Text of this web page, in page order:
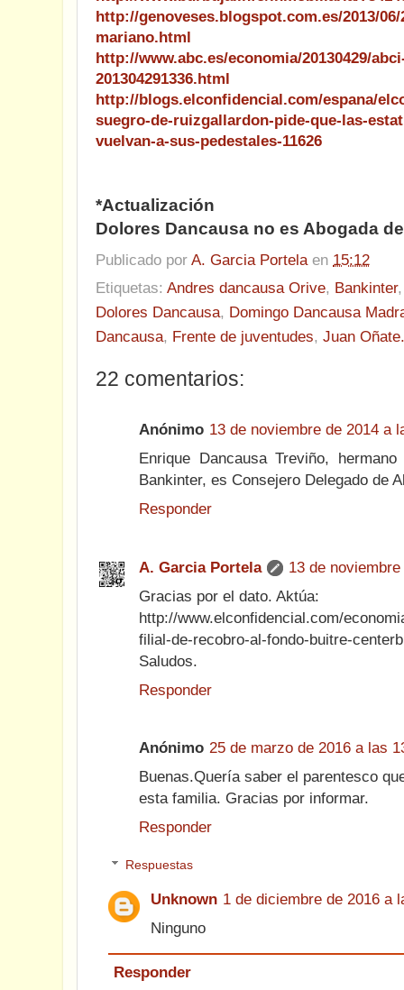
http://genoveses.blogspot.com.es/2013/
mariano.html
http://www.abc.es/economia/20130429/
201304291336.html
http://blogs.elconfidencial.com/espana/
suegro-de-ruizgallardon-pide-que-las-
vuelvan-a-sus-pedestales-11626
*Actualización
Dolores Dancausa no es Abogada
Publicado por A. Garcia Portela en 15:12
Etiquetas: Andres dancausa Orive, Bankinter
Dolores Dancausa, Domingo Dancausa
Dancausa, Frente de juventudes, Juan Oñate.
22 comentarios:
Anónimo 13 de noviembre de 2014 a
Enrique Dancausa Treviño,
Bankinter, es Consejero Delegado de
Responder
A. Garcia Portela
13 de
Gracias por el dato. Aktúa:
http://www.elconfidencial.com/
filial-de-recobro-al-fondo-buitre-
Saludos.
Responder
Anónimo 25 de marzo de 2016 a las
Buenas.Quería saber el parentesco
esta familia. Gracias por informar.
Responder
Respuestas
Unknown 1 de diciembre de 2016 a
Ninguno
Responder